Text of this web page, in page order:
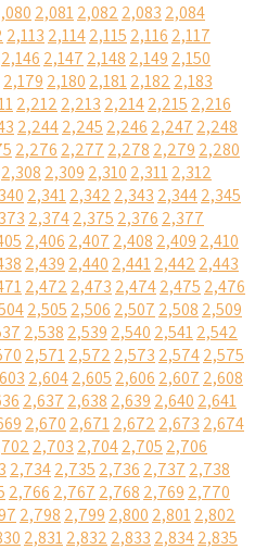
2,0812,082 2,083 2,084
2,113 2,1142,115 2,116 2,117
2,146 2,147 2,148 2,149 2,150
2,179 2,180 2,1812,182 2,183
2,212 2,213 2,2142,215 2,216
2,2442,245 2,246 2,247 2,248
2,276 2,277 2,278 2,279 2,280
2,308 2,309 2,310 2,3112,312
2,3412,342 2,343 2,3442,345
2,3742,375 2,376 2,377
2,406 2,407 2,408 2,409 2,410
2,439 2,440 2,4412,442 2,443
2,472 2,473 2,4742,475 2,476
2,505 2,506 2,507 2,508 2,509
2,538 2,539 2,540 2,5412,542
2,5712,572 2,573 2,5742,575
2,6042,605 2,606 2,607 2,608
2,637 2,638 2,639 2,640 2,641
2,670 2,6712,672 2,673 2,674
2,703 2,7042,705 2,706
2,7342,735 2,736 2,737 2,738
2,766 2,767 2,768 2,769 2,770
2,798 2,799 2,800 2,8012,802
2,8312,832 2,833 2,8342,835